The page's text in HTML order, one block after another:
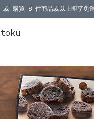
購買 8 件商品或以上即享免
或 購買 100 件商品或以上即